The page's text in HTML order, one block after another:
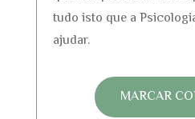
tudo isto que a
ajudar.
MARCAR